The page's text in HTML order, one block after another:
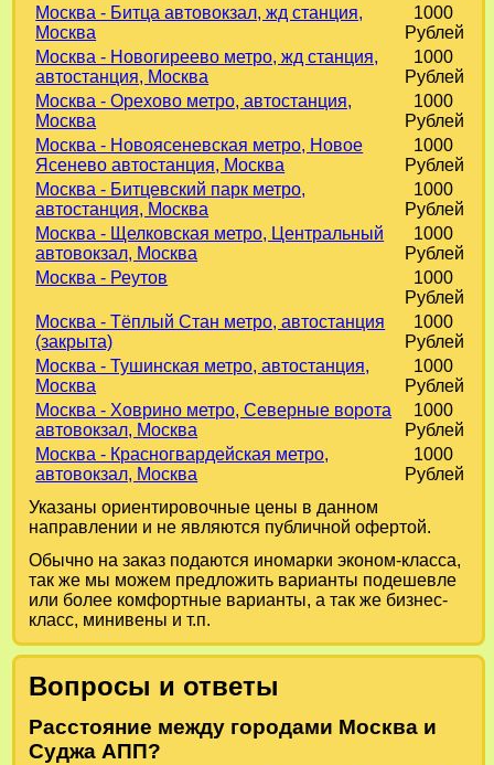
Москва - Битца автовокзал, жд станция,
Москва
1000
Рублей
Москва - Новогиреево метро, жд станция,
автостанция, Москва
1000
Рублей
Москва - Орехово метро, автостанция,
Москва
1000
Рублей
Москва - Новоясеневская метро, Новое
Ясенево автостанция, Москва
1000
Рублей
Москва - Битцевский парк метро,
автостанция, Москва
1000
Рублей
Москва - Щелковская метро, Центральный
автовокзал, Москва
1000
Рублей
Москва - Реутов
1000
Рублей
Москва - Тёплый Стан метро, автостанция
(закрыта)
1000
Рублей
Москва - Тушинская метро, автостанция,
Москва
1000
Рублей
Москва - Ховрино метро, Северные ворота
автовокзал, Москва
1000
Рублей
Москва - Красногвардейская метро,
автовокзал, Москва
1000
Рублей
Указаны ориентировочные цены в данном
направлении и не являются публичной офертой.
Обычно на заказ подаются иномарки эконом-класса,
так же мы можем предложить варианты подешевле
или более комфортные варианты, а так же бизнес-
класс, минивены и т.п.
Вопросы и ответы
Расстояние между городами Москва и
Суджа АПП?